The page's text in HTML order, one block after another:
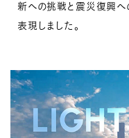
新への挑戦と震災復興へ
表現しました。